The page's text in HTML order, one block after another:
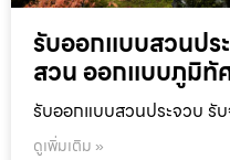
รับออกแบบสวนปร
สวน ออกแบบภูมิทั
รับออกแบบสวนประจวบ รั
ดูเพิ่มเติม »